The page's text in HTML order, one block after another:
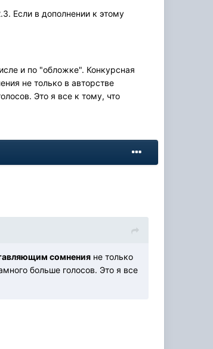
Если в дополнении к этому
и по "обложке". Конкурсная
не только в авторстве
Это я все к тому, что
сомнения не только
больше голосов. Это я все